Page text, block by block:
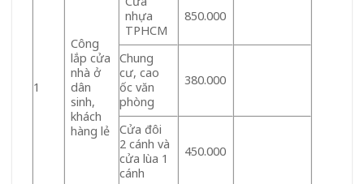
1
Công
lắp cửa
nhà ở
dân
sinh,
khách
hàng lẻ
nhựa
TPHCM
850.000
Chung
cư, cao
ốc văn
phòng
380.000
Cửa đôi
2 cánh và
cửa lùa 1
cánh
450.000